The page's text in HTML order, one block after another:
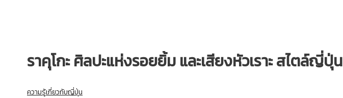
ราคุโกะ ศิลปะแห่งรอยยิ้ม และเสียงหัวเราะ สไตล์ญี่ปุ่น
ความรู้เกี่ยวกับญี่ปุ่น